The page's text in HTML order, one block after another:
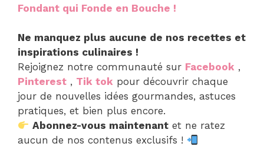
Fondant qui Fonde en Bouche !
Ne manquez plus aucune de nos recettes et
inspirations culinaires !
Rejoignez notre communauté sur Facebook ,
Pinterest , Tik tok pour découvrir chaque
jour de nouvelles idées gourmandes, astuces
pratiques, et bien plus encore.
Abonnez-vous maintenant et ne ratez
aucun de nos contenus exclusifs !